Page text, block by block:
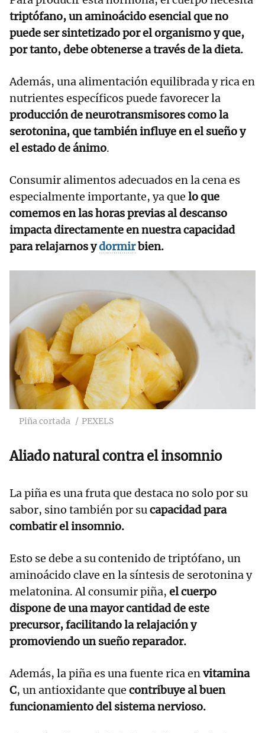
triptófano, un aminoácido esencial que no
puede ser sintetizado por el organismo y que,
por tanto, debe obtenerse a través de la dieta.
Además, una alimentación equilibrada y rica en
nutrientes específicos puede favorecer la
producción de neurotransmisores como la
serotonina, que también influye en el sueño y
el estado de ánimo.
Consumir alimentos adecuados en la cena es
especialmente importante, ya que lo que
comemos en las horas previas al descanso
impacta directamente en nuestra capacidad
para relajarnos ydormirbien.
Piña cortada PEXELS
Aliado natural contra el insomnio
La piña es una fruta que destaca no solo por su
sabor, sino también por sucapacidad para
combatir el insomnio.
Esto se debe a su contenido de triptófano, un
aminoácido clave en la síntesis de serotonina y
melatonina. Al consumir piña, el cuerpo
dispone de una mayor cantidad de este
precursor, facilitando la relajación y
promoviendo un sueño reparador.
Además, la piña es una fuente rica envitamina
C, un antioxidante que contribuye al buen
funcionamiento del sistema nervioso.